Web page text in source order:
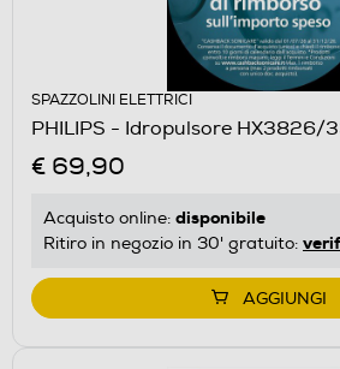
SPAZZOLINI ELETTRICI
PHILIPS - Idropulsore HX3826/
€ 69,90
Acquisto online: disponibile
Ritiro in negozio in 30' gratuito:
AGGIUNGI